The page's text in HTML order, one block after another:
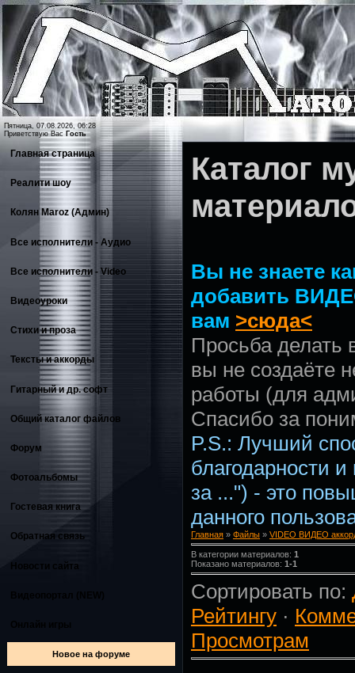
Пятница, 07.08.2026, 06:28
Приветствую Вас Гость
Главная страница
Реалити шоу
Колян Maroz (Админ)
Все исполнители - Аудио
Все исполнители - Video
Видеоуроки
Стихи и проза
Тексты и аккорды
Гитарный и др. софт
Общий каталог файлов
Форум
Фотоальбомы
Гостевая книга
Обратная связь
Новости сайта
Новое на форуме
Каталог
Вы не знаете
добавить
вам >сюда<
Просьба делать
вы не создаёте
работы (для
Спасибо за
P.S.: Лучший
благодарности
за ...") - это
данного
Главная » Файлы » VIDEO ВИДЕО
В категории материалов: 1
Показано материалов: 1-1
Сортировать по:
Рейтингу ·
Просмотрам